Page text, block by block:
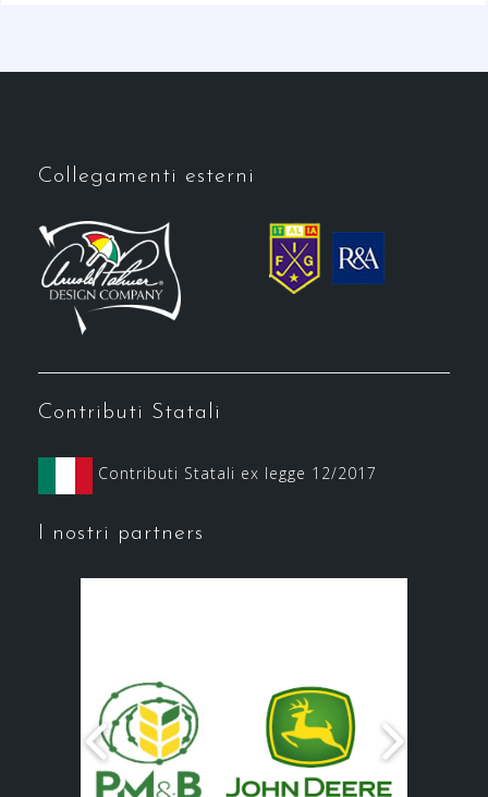
Collegamenti esterni
Contributi Statali
Contributi Statali ex legge 12/2017
I nostri partners